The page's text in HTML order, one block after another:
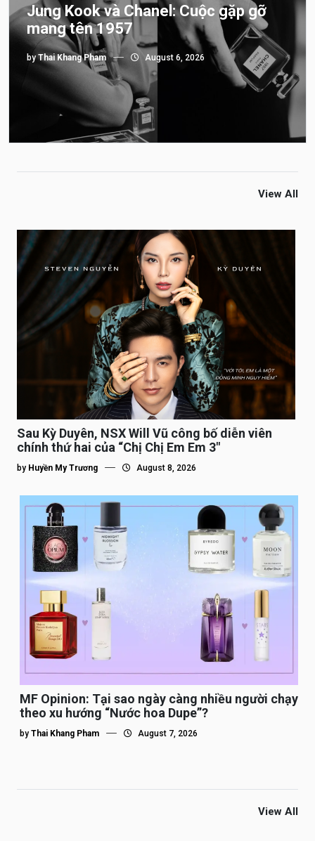
Jung Kook và Chanel: Cuộc gặp gỡ
mang tên 1957
byThai Khang Pham August 6, 2026
View All
Sau Kỳ Duyên, NSX Will Vũ công bố diễn viên
chính thứ hai của “Chị Chị Em Em 3″
by Huyền My Trương August 8, 2026
MF Opinion: Tại sao ngày càng nhiều người chạy
theo xu hướng “Nước hoa Dupe”?
by Thai Khang Pham August 7, 2026
View All